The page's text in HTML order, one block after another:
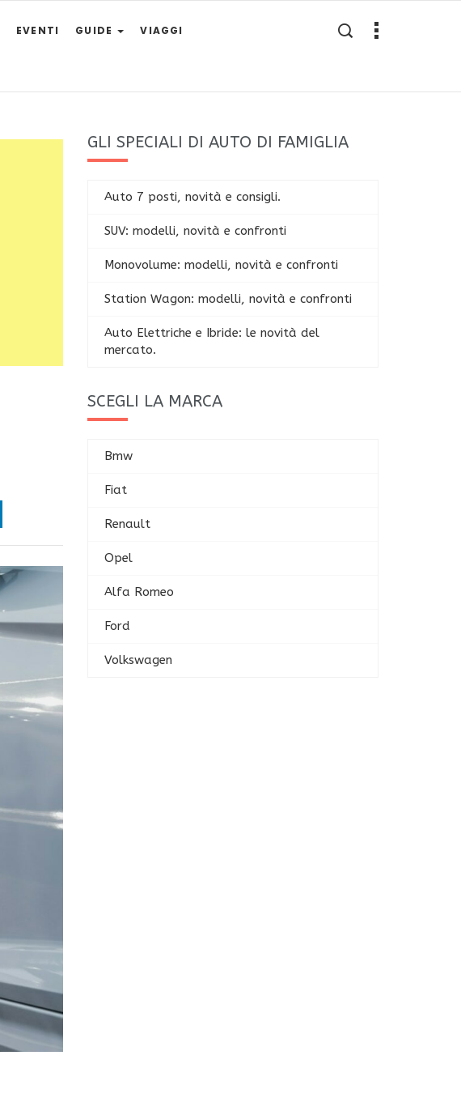
EVENTI GUIDE VIAGGI
GLI SPECIALI DI AUTO DI FAMIGLIA
Auto 7 posti, novità e consigli.
SUV: modelli, novità e confronti
Monovolume: modelli, novità e confronti
Station Wagon: modelli, novità e confronti
Auto Elettriche e Ibride: le novità del
mercato.
SCEGLI LA MARCA
Bmw
Fiat
Renault
Opel
Alfa Romeo
Ford
Volkswagen